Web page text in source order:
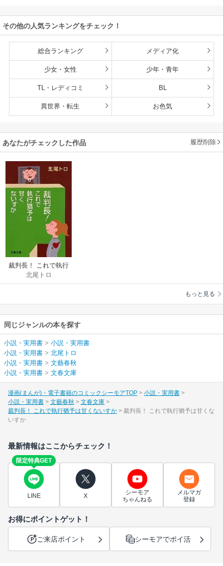
その他の人気ランキングをチェック！
総合ランキング メディア化
少女・女性 少年・青年
TL・レディコミ BL
異世界・転生 お色気
あなたがチェックした作品 履歴削除
裁判長！ これで執行
猶予は甘くないすか
北尾トロ
もっと見る
同じジャンルの本を探す
小説・実用書 > 小説・実用書
小説・実用書 > 北尾トロ
小説・実用書 > 文藝春秋
小説・実用書 > 文春文庫
漫画(まんが)・電子書籍のコミックシーモアTOP
小説・実用書
小説・実用書
文藝春秋
文春文庫
裁判長！ これで執行猶予は甘くないすか
裁判長！ これで執行猶予は甘くな
いすか
最新情報はここからチェック！
限定特典GET
LINE X
シーモア
ちゃんねる
メルマガ
登録
お得にポイントゲット！
ご来店ポイント シーモアでポイ活